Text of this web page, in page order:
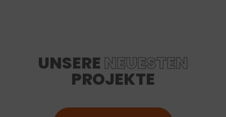
UNSERE NEUESTEN
PROJEKTE